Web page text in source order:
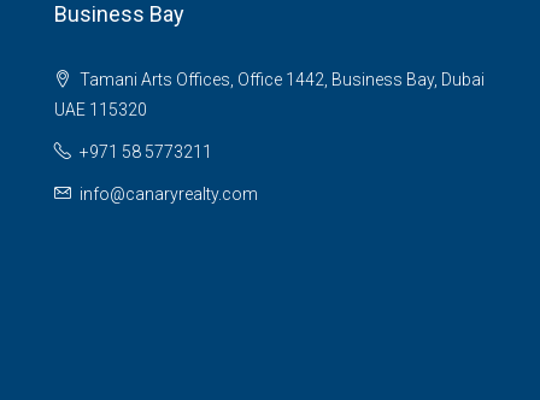
Business Bay
Tamani Arts Offices, Office 1442, Business Bay, Dubai
UAE 115320
+971 58 5773211
info@canaryrealty.com